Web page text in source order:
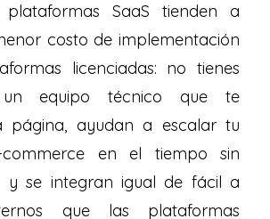
plataformas SaaS tienden a
costo de implementación
licenciadas: no tienes
equipo técnico que te
página, ayudan a escalar tu
en el tiempo sin
y se integran igual de fácil a
que las plataformas